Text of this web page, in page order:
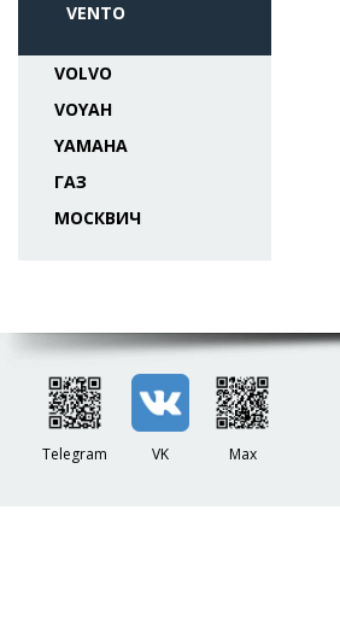
VENTO
VOLVO
VOYAH
YAMAHA
ГАЗ
МОСКВИЧ
Telegram VK Max